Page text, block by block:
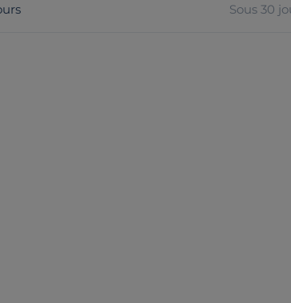
Sous 30